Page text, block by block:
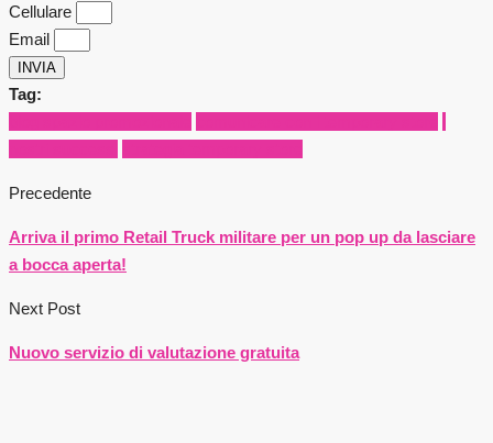
Cellulare
Email
INVIA
Tag:
Precedente
Arriva il primo Retail Truck militare per un pop up da lasciare
a bocca aperta!
Next Post
Nuovo servizio di valutazione gratuita